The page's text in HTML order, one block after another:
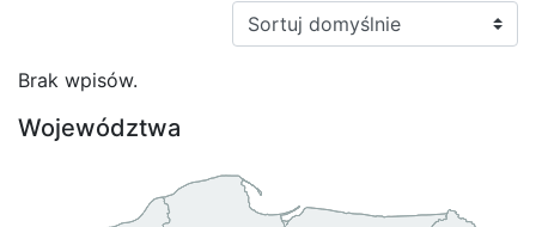
Sortuj:
Brak wpisów.
Województwa